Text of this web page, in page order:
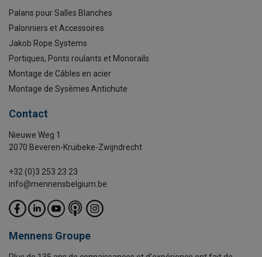
Palans pour Salles Blanches
Palonniers et Accessoires
Jakob Rope Systems
Portiques, Ponts roulants et Monorails
Montage de Câbles en acier
Montage de Sysèmes Antichute
Contact
Nieuwe Weg 1
2070 Beveren-Kruibeke-Zwijndrecht
+32 (0)3 253 23 23
info@mennensbelgium.be
Mennens Groupe